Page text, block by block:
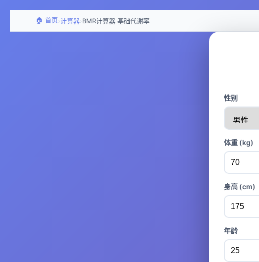
🏠 首页›计算器›BMR计算器 基础代谢率
性别
体重 (kg)
身高 (cm)
年龄